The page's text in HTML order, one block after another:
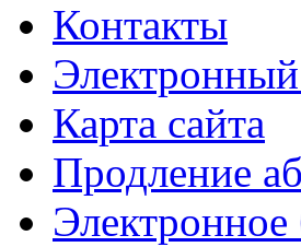
Контакты
Электронный
Карта сайта
Продление